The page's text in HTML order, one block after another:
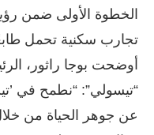
الخطوة الأولى ضمن
تجارب سكنية تحمل
أوضحت بوجا راثور،
“تيسولي”: “نطمح في
عن جوهر الحياة من